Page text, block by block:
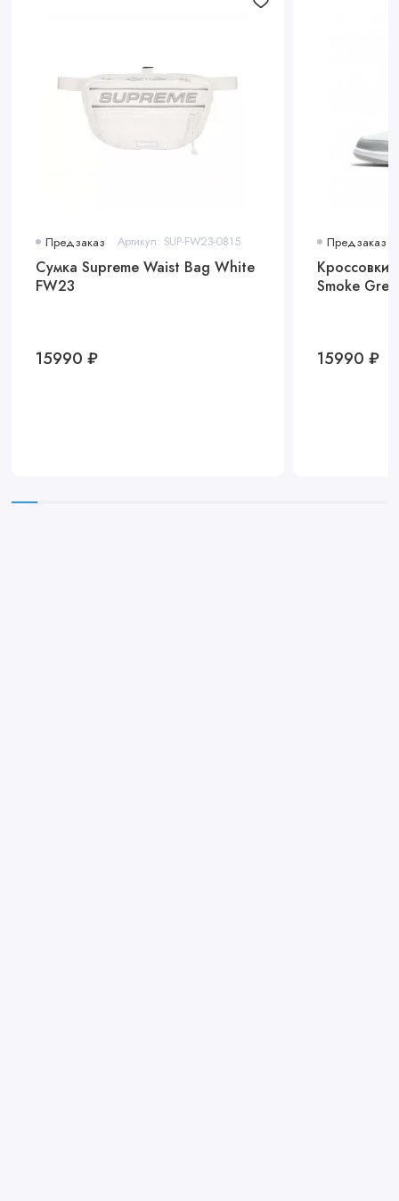
Предзаказ Артикул: SUP-FW23-0815
Сумка Supreme Waist Bag White
FW23
15990 ₽
Предзаказ
Кроссовки
Smoke Grey
15990 ₽